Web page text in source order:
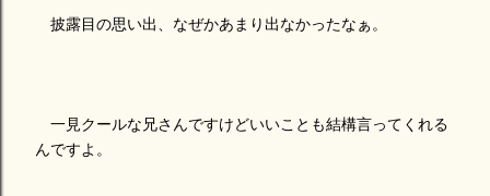
披露目の思い出、なぜかあまり出なかったなぁ。
一見クールな兄さんですけどいいことも結構言ってくれる
んですよ。